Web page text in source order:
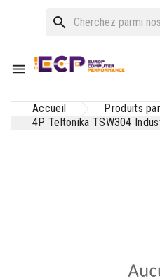
search

Accueil
Produits
4P Teltonika TSW304